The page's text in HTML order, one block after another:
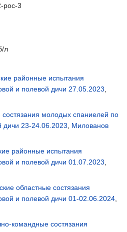
рос-3
л
районные испытания
и полевой дичи 27.05.2023
состязания молодых спаниелей по
дичи 23-24.06.2023
Милованов
районные испытания
и полевой дичи 01.07.2023
областные состязания
и полевой дичи 01-02.06.2024
командные состязания